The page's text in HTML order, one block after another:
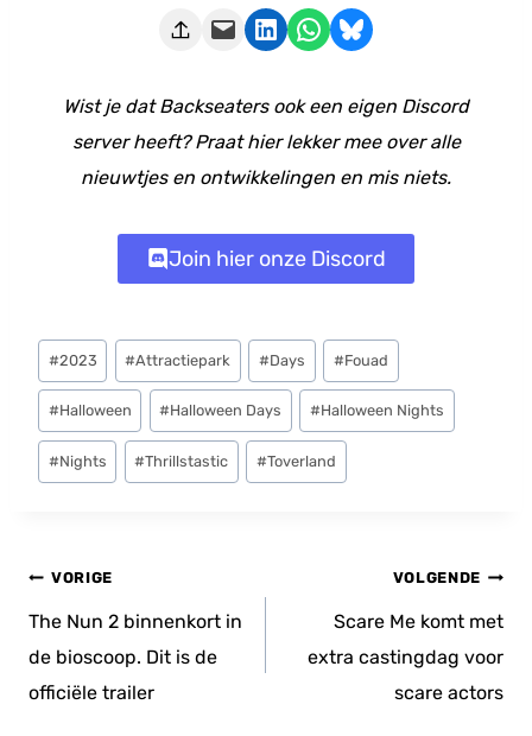
Deze pagina e-mailen Delen op LinkedIn Delen via WhatsApp Share on Bluesky
Wist je dat Backseaters ook een eigen Discord
server heeft? Praat hier lekker mee over alle
nieuwtjes en ontwikkelingen en mis niets.
Join hier onze Discord
Bericht
tags:
#2023 #Attractiepark #Days #Fouad
#Halloween #Halloween Days #Halloween Nights
#Nights #Thrillstastic #Toverland
Bericht
navigatie
VORIGE
The Nun 2 binnenkort in
de bioscoop. Dit is de
officiële trailer
VOLGENDE
Scare Me komt met
extra castingdag voor
scare actors